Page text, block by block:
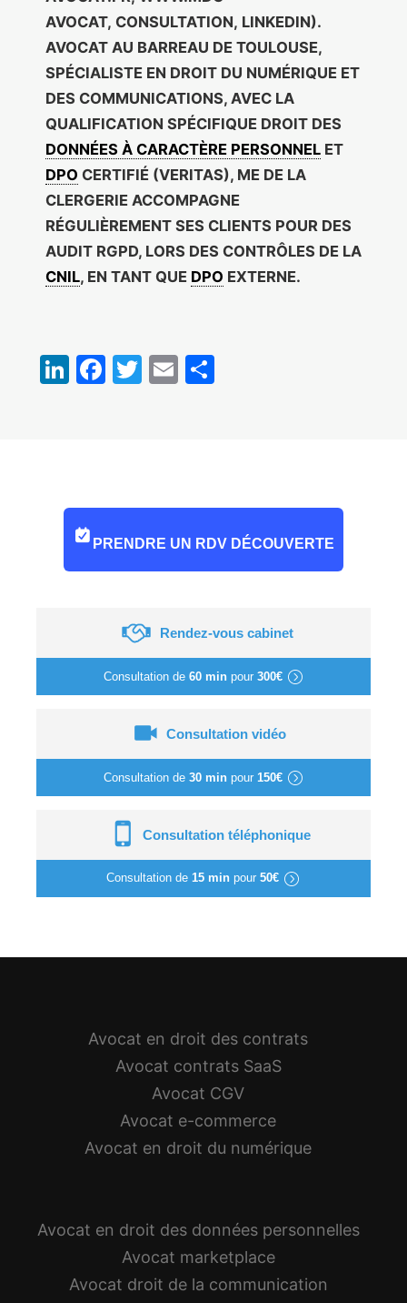
AVOCAT, CONSULTATION, LINKEDIN).
AVOCAT AU BARREAU DE TOULOUSE,
SPÉCIALISTE EN DROIT DU NUMÉRIQUE ET
DES COMMUNICATIONS, AVEC LA
QUALIFICATION SPÉCIFIQUE DROIT DES
DONNÉES À CARACTÈRE PERSONNEL ET
DPO CERTIFIÉ (VERITAS), ME DE LA
CLERGERIE ACCOMPAGNE
RÉGULIÈREMENT SES CLIENTS POUR DES
AUDIT RGPD, LORS DES CONTRÔLES DE LA
CNIL, EN TANT QUE DPO EXTERNE.
LinkedIn
Facebook
Twitter
Email
PRENDRE UN RDV DÉCOUVERTE
Rendez-vous cabinet
Consultation de 60 minpour 300€
Consultation vidéo
Consultation de 30 minpour 150€
Consultation téléphonique
Consultation de 15 min pour 50€
Avocat en droit des contrats
Avocat contrats SaaS
Avocat CGV
Avocat e-commerce
Avocat en droit du numérique
Avocat en droit des données personnelles
Avocat marketplace
Avocat droit de la communication